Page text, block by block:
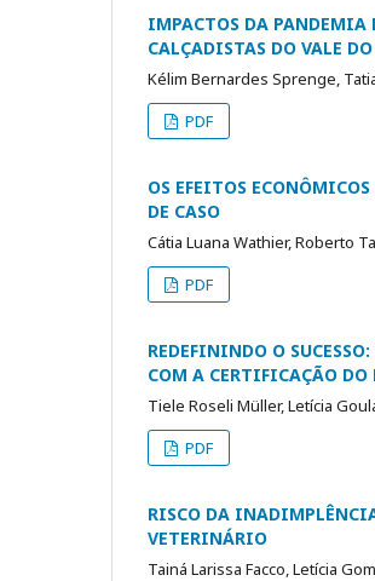
IMPACTOS DA PANDEMIA
CALÇADISTAS DO VALE
Kélim Bernardes Sprenge,
PDF
OS EFEITOS
DE CASO
Cátia Luana Wathier, Roberto
PDF
REDEFININDO O
COM A CERTIFICAÇÃO
Tiele Roseli Müller, Letícia
PDF
RISCO DA
VETERINÁRIO
Tainá Larissa Facco, Letícia